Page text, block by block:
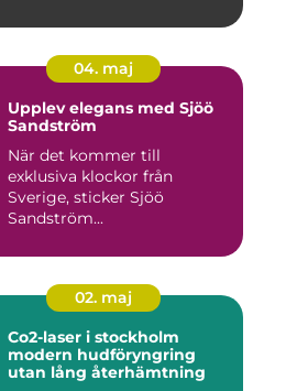
04. maj
Upplev elegans med Sjöö
Sandström
När det kommer till
exklusiva klockor från
Sverige, sticker Sjöö
Sandström...
02. maj
Co2-laser i stockholm
modern hudföryngring
utan lång återhämtning